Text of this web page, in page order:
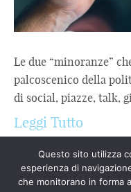
Le due “minoranze”
palcoscenico della
di social, piazze, talk,
Leggi Tutto
Questo sito utilizza
esperienza di
che monitorano in forma